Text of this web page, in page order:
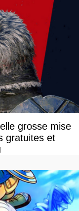
grosse mise
gratuites et